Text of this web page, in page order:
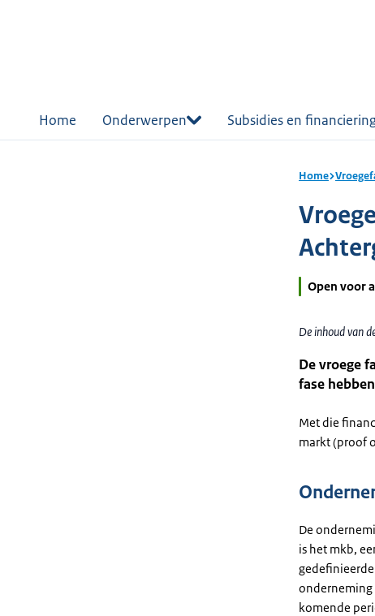
Home Onderwerpen Subsidies en
Home
Open voor
De inhoud van
De vroege
fase
Met die
markt (proof
De
is het mkb,
onderneming
komende